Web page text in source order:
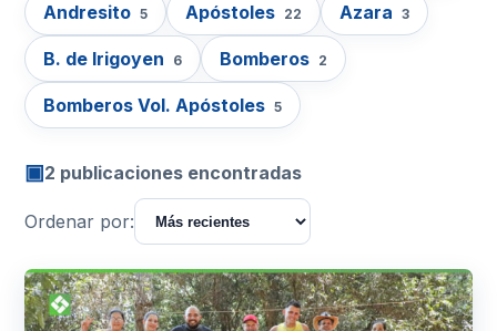
Andresito 5 Apóstoles 22 Azara 3
B. de Irigoyen 6 Bomberos 2
Bomberos Vol. Apóstoles 5
▣2 publicaciones encontradas
Ordenar por: